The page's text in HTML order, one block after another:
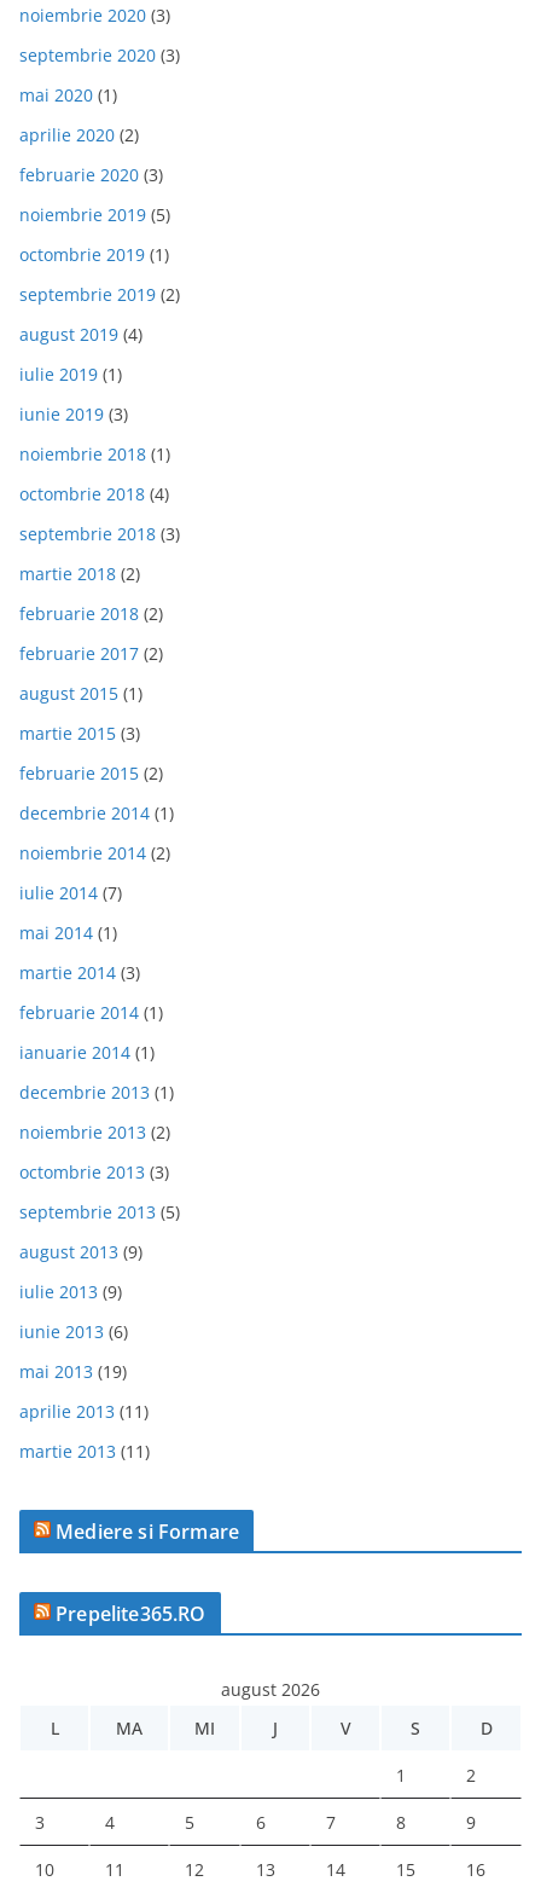
noiembrie 2020 (3)
septembrie 2020 (3)
mai 2020 (1)
aprilie 2020 (2)
februarie 2020 (3)
noiembrie 2019 (5)
octombrie 2019 (1)
septembrie 2019 (2)
august 2019 (4)
iulie 2019 (1)
iunie 2019 (3)
noiembrie 2018 (1)
octombrie 2018 (4)
septembrie 2018 (3)
martie 2018 (2)
februarie 2018 (2)
februarie 2017 (2)
august 2015 (1)
martie 2015 (3)
februarie 2015 (2)
decembrie 2014 (1)
noiembrie 2014 (2)
iulie 2014 (7)
mai 2014 (1)
martie 2014 (3)
februarie 2014 (1)
ianuarie 2014 (1)
decembrie 2013 (1)
noiembrie 2013 (2)
octombrie 2013 (3)
septembrie 2013 (5)
august 2013 (9)
iulie 2013 (9)
iunie 2013 (6)
mai 2013 (19)
aprilie 2013 (11)
martie 2013 (11)
Mediere si Formare
Prepelite365.RO
august 2026
L
MA MI J V S D
1 2
3 4 5 6 7 8 9
10 11 12 13 14 15 16